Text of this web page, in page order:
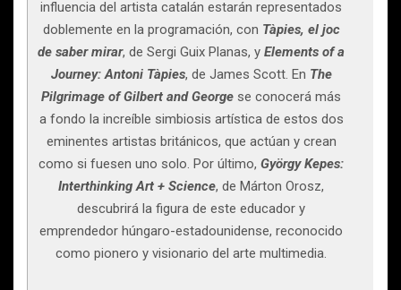
influencia del artista catalán estarán representados
doblemente en la programación, con Tàpies, el joc
de saber mirar, de Sergi Guix Planas, y Elements of a
Journey: Antoni Tàpies, de James Scott. En The
Pilgrimage of Gilbert and George se conocerá más
a fondo la increíble simbiosis artística de estos dos
eminentes artistas británicos, que actúan y crean
como si fuesen uno solo. Por último, György Kepes:
Interthinking Art + Science, de Márton Orosz,
descubrirá la figura de este educador y
emprendedor húngaro-estadounidense, reconocido
como pionero y visionario del arte multimedia.